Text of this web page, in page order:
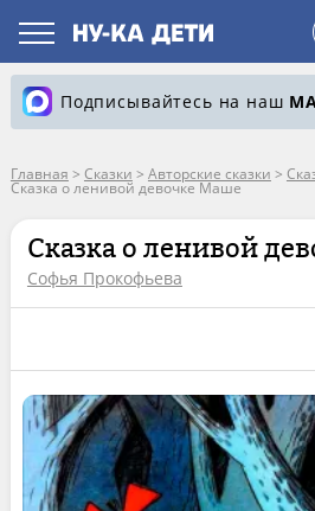
Подписывайтесь на наш
Главная > Сказки > Авторские сказки >
Сказка о ленивой девочке Маше
Сказка о ленивой
Софья Прокофьева